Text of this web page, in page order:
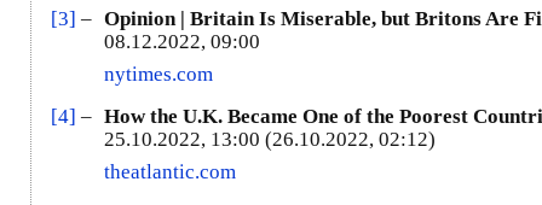
[3] – Opinion | Britain Is Miserable, but Britons Are
08.12.2022, 09:00
nytimes.com
[4] – How the U.K. Became One of the Poorest
25.10.2022, 13:00 (26.10.2022, 02:12)
theatlantic.com